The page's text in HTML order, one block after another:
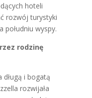
hoteli
rozwój turystyki
południu wyspy.
rodzinę
długą i bogatą
rozwijała